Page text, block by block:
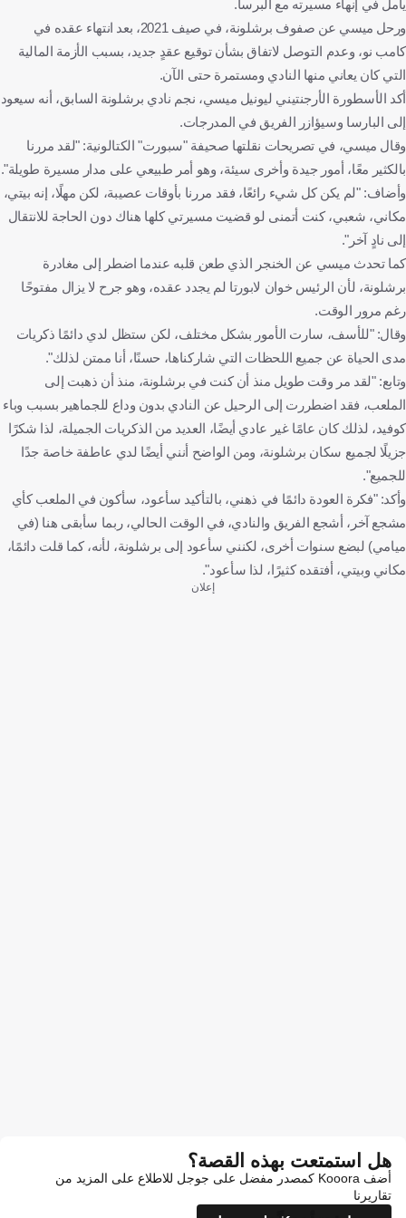
يأمل في إنهاء مسيرته مع البرسا.
ورحل ميسي عن صفوف برشلونة، في صيف 2021، بعد انتهاء عقده في
كامب نو، وعدم التوصل لاتفاق بشأن توقيع عقدٍ جديد، بسبب الأزمة المالية
التي كان يعاني منها النادي ومستمرة حتى الآن.
أكد الأسطورة الأرجنتيني ليونيل ميسي، نجم نادي برشلونة السابق، أنه سيعود
إلى البارسا وسيؤازر الفريق في المدرجات.
وقال ميسي، في تصريحات نقلتها صحيفة "سبورت" الكتالونية: "لقد مررنا
بالكثير معًا، أمور جيدة وأخرى سيئة، وهو أمر طبيعي على مدار مسيرة طويلة".
وأضاف: "لم يكن كل شيء رائعًا، فقد مررنا بأوقات عصيبة، لكن مهلًا، إنه بيتي،
مكاني، شعبي، كنت أتمنى لو قضيت مسيرتي كلها هناك دون الحاجة للانتقال
إلى نادٍ آخر".
كما تحدث ميسي عن الخنجر الذي طعن قلبه عندما اضطر إلى مغادرة
برشلونة، لأن الرئيس خوان لابورتا لم يجدد عقده، وهو جرح لا يزال مفتوحًا
رغم مرور الوقت.
وقال: "للأسف، سارت الأمور بشكل مختلف، لكن ستظل لدي دائمًا ذكريات
مدى الحياة عن جميع اللحظات التي شاركناها، حسنًا، أنا ممتن لذلك".
وتابع: "لقد مر وقت طويل منذ أن كنت في برشلونة، منذ أن ذهبت إلى
الملعب، فقد اضطررت إلى الرحيل عن النادي بدون وداع للجماهير بسبب وباء
كوفيد، لذلك كان عامًا غير عادي أيضًا، العديد من الذكريات الجميلة، لذا شكرًا
جزيلًا لجميع سكان برشلونة، ومن الواضح أنني أيضًا لدي عاطفة خاصة جدًا
للجميع".
وأكد: "فكرة العودة دائمًا في ذهني، بالتأكيد سأعود، سأكون في الملعب كأي
مشجع آخر، أشجع الفريق والنادي، في الوقت الحالي، ربما سأبقى هنا (في
ميامي) لبضع سنوات أخرى، لكنني سأعود إلى برشلونة، لأنه، كما قلت دائمًا،
مكاني وبيتي، أفتقده كثيرًا، لذا سأعود".
إعلان
هل استمتعت بهذه القصة؟
أضف Kooora كمصدر مفضل على جوجل للاطلاع على المزيد من
تقاريرنا